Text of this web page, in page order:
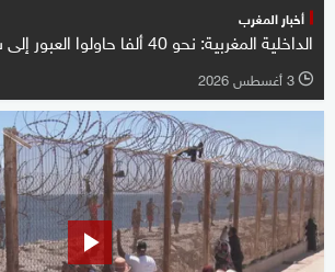
أخبار المغرب
الداخلية المغربية: نحو 40 ألفا حاولوا العبور إلى سبتة
l 3 أغسطس 2026